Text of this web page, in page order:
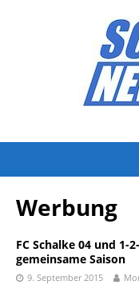
Werbung
FC Schalke 04 und
gemeinsame Saison
9. September 2015